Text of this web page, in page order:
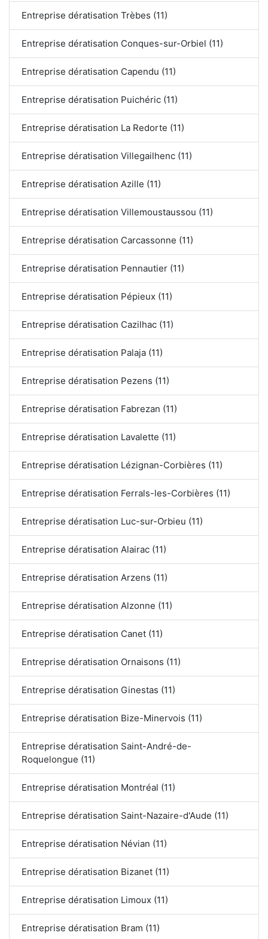
Entreprise dératisation Trèbes (11)
Entreprise dératisation Conques-sur-Orbiel (11)
Entreprise dératisation Capendu (11)
Entreprise dératisation Puichéric (11)
Entreprise dératisation La Redorte (11)
Entreprise dératisation Villegailhenc (11)
Entreprise dératisation Azille (11)
Entreprise dératisation Villemoustaussou (11)
Entreprise dératisation Carcassonne (11)
Entreprise dératisation Pennautier (11)
Entreprise dératisation Pépieux (11)
Entreprise dératisation Cazilhac (11)
Entreprise dératisation Palaja (11)
Entreprise dératisation Pezens (11)
Entreprise dératisation Fabrezan (11)
Entreprise dératisation Lavalette (11)
Entreprise dératisation Lézignan-Corbières (11)
Entreprise dératisation Ferrals-les-Corbières (11)
Entreprise dératisation Luc-sur-Orbieu (11)
Entreprise dératisation Alairac (11)
Entreprise dératisation Arzens (11)
Entreprise dératisation Alzonne (11)
Entreprise dératisation Canet (11)
Entreprise dératisation Ornaisons (11)
Entreprise dératisation Ginestas (11)
Entreprise dératisation Bize-Minervois (11)
Entreprise dératisation Saint-André-de-
Roquelongue (11)
Entreprise dératisation Montréal (11)
Entreprise dératisation Saint-Nazaire-d'Aude (11)
Entreprise dératisation Névian (11)
Entreprise dératisation Bizanet (11)
Entreprise dératisation Limoux (11)
Entreprise dératisation Bram (11)